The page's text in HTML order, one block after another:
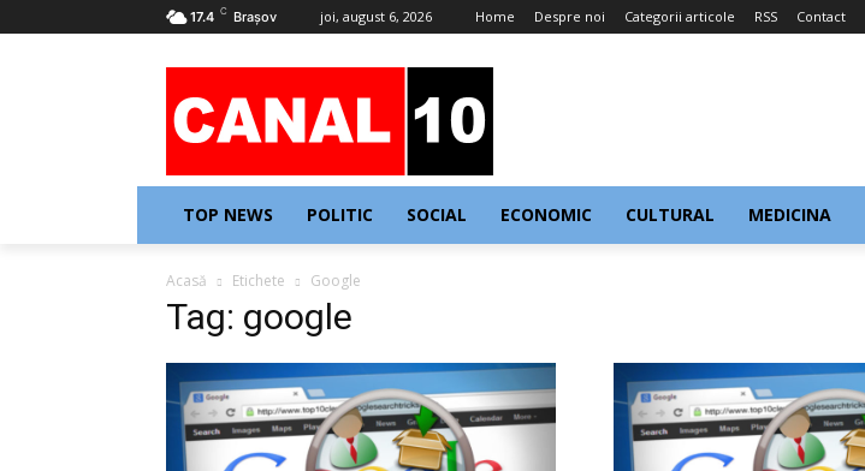
17.4 C Braşov joi, august 6, 2026 Home Despre noi Categorii articole RSS Contact
TOP NEWS POLITIC SOCIAL ECONOMIC CULTURAL MEDICINA
Acasă Etichete Google
Tag: google